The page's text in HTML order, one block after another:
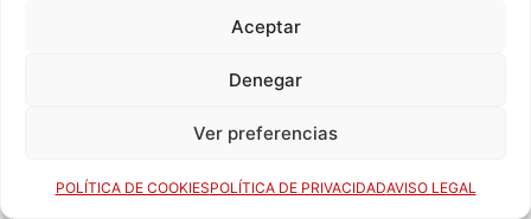
Aceptar
Denegar
Ver preferencias
POLÍTICA DE COOKIESPOLÍTICA DE PRIVACIDADAVISO LEGAL
TEMPORADA 2003-04